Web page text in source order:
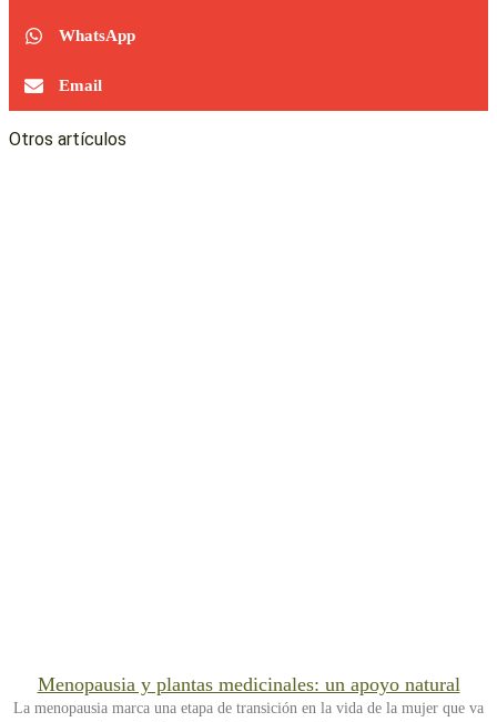
WhatsApp
Email
Otros artículos
Menopausia y plantas medicinales: un apoyo natural
La menopausia marca una etapa de transición en la vida de la mujer que va